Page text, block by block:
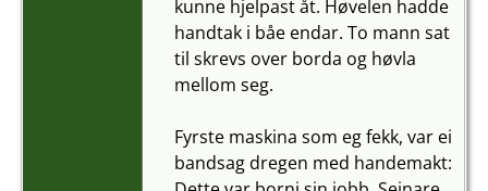
kunne hjelpast åt. Høvelen hadde
handtak i båe endar. To mann sat
til skrevs over borda og høvla
mellom seg.
Fyrste maskina som eg fekk, var ei
bandsag dregen med handemakt: